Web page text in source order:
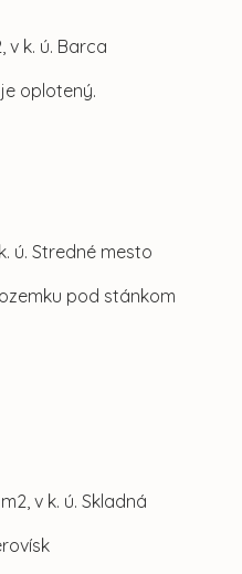
v k. ú. Barca
oplotený.
ú. Stredné mesto
pod stánkom
v k. ú. Skladná